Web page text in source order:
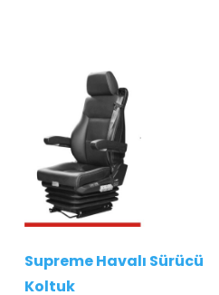
Supreme Havalı Sürücü
Koltuk